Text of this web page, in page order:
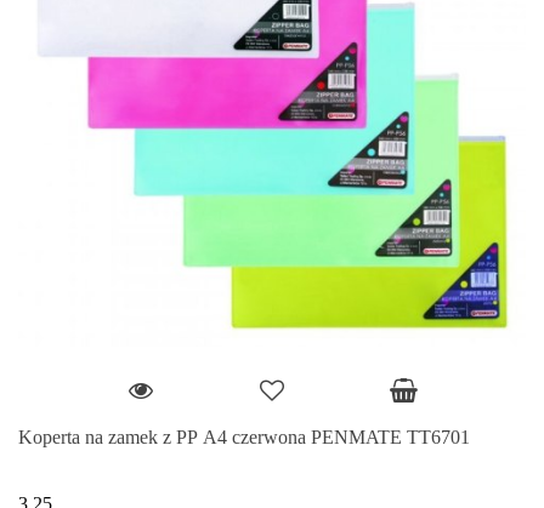
Koperta na zamek z PP A4 czerwona PENMATE TT6701